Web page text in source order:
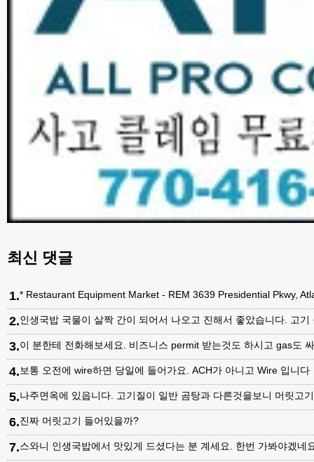
최신 댓글
1.* Restaurant Equipment Market - REM 3639 Presidential Pkwy,
2.인생국밥 국물이 살짝 간이 되어서 나오고 진해서 좋았습니다. 고
3.이 분한테 전화해보세요. 비즈니스 permit 받는것도 하시고 gas도
4.보통 오전에 wire하면 당일에 들어가요. ACH가 아니고 Wire 입니다
5.나주면옥에 있읍니다. 고기질이 일반 곰탕과 다른것을보니 머릿고
6.진짜 머릿고기 들어있을까?
7.스와니 인생국밥에서 맛있게 드셨다는 분 계세요. 한번 가봐야겠네